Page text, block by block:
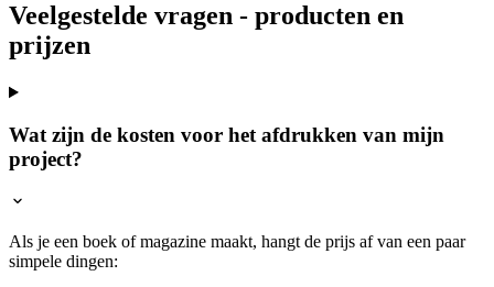
Veelgestelde vragen - producten en
prijzen
Wat zijn de kosten voor het afdrukken van mijn
project?
Als je een boek of magazine maakt, hangt de prijs af van een paar
simpele dingen: